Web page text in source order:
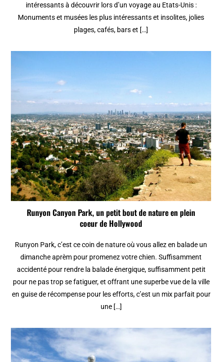
intéressants à découvrir lors d’un voyage au Etats-Unis :
Monuments et musées les plus intéressants et insolites, jolies
plages, cafés, bars et […]
Runyon Canyon Park, un petit bout de nature en plein
coeur de Hollywood
Runyon Park, c’est ce coin de nature où vous allez en balade un
dimanche aprèm pour promenez votre chien. Suffisamment
accidenté pour rendre la balade énergique, suffisamment petit
pour ne pas trop se fatiguer, et offrant une superbe vue de la ville
en guise de récompense pour les efforts, c’est un mix parfait pour
une […]